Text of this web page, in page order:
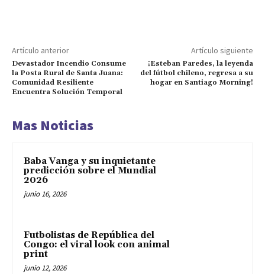
Artículo anterior
Devastador Incendio Consume
la Posta Rural de Santa Juana:
Comunidad Resiliente
Encuentra Solución Temporal
Artículo siguiente
¡Esteban Paredes, la leyenda
del fútbol chileno, regresa a su
hogar en Santiago Morning!
Mas Noticias
Baba Vanga y su inquietante
predicción sobre el Mundial
2026
junio 16, 2026
Futbolistas de República del
Congo: el viral look con animal
print
junio 12, 2026